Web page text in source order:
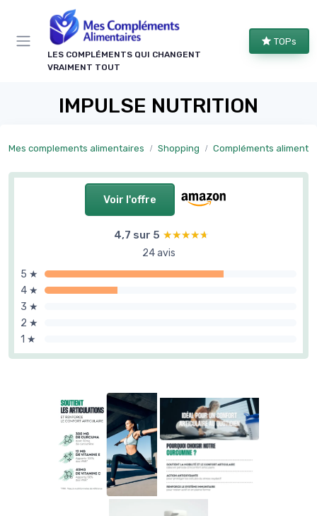
LES COMPLÉMENTS QUI CHANGENT
VRAIMENT TOUT
TOPs
IMPULSE NUTRITION
Mes complements alimentaires Shopping Compléments alimentaires articulations et
Voir l'offre
4,7 sur 5 ★★★★★
★★★★★
24 avis
5 ★
4 ★
3 ★
2 ★
1 ★
Panneau de gestion des cookies